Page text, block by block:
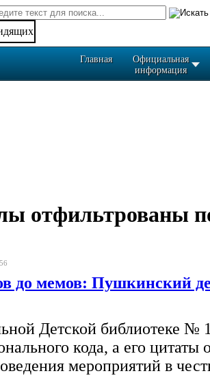
Главная
Официальная
информация
отфильтрованы
до мемов: Пушкинский
Детской библиотеке №
кода, а его
мероприятий в